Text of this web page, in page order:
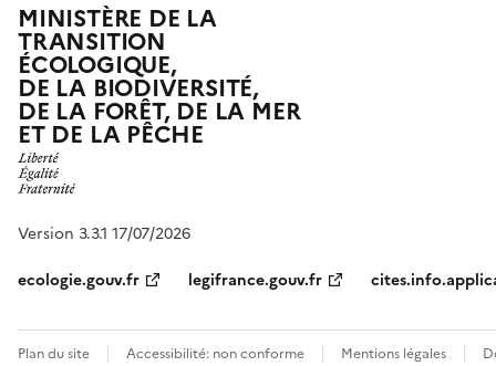
MINISTÈRE DE LA
TRANSITION
ÉCOLOGIQUE,
DE LA BIODIVERSITÉ,
DE LA FORÊT, DE LA MER
ET DE LA PÊCHE
Version 3.3.1 17/07/2026
ecologie.gouv.fr
legifrance.gouv.fr
Plan du site Accessibilité: non conforme Mentions légales